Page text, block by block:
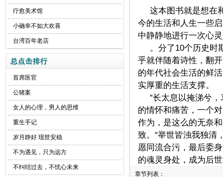
疗愈美术馆
小确幸不如大欢喜
台湾百年老店
总点击排行
首席医官
公猪案
女人的心理，男人的思维
重生手记
岁月静好 现世安稳
不为遇见，只为远方
不纠结过去，不忧心未来
这本图书就是想在
今的生活和人生一些
中静静地进行一次心
。分了10个历史时
乎就伴随着诗性，翻
的年代社会生活的鲜
实厚重的生活支撑。
“长太息以掩涕兮
的情怀和痛苦，一个
作为，是这么的无奈
致。“举世皆浊我独清
愿同流合污，最后委
的魂灵身处，成为后
章节列表：